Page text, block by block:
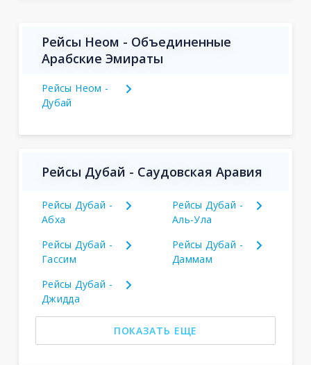
Рейсы Неом - Объединенные
Арабские Эмираты
Рейсы Неом -
Дубай
Рейсы Дубай - Саудовская Аравия
Рейсы Дубай -
Абха
Рейсы Дубай -
Аль-Ула
Рейсы Дубай -
Гассим
Рейсы Дубай -
Даммам
Рейсы Дубай -
Джидда
ПОКАЗАТЬ ЕЩЕ